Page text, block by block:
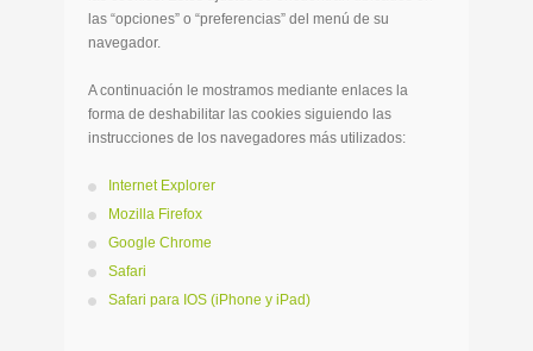
las “opciones” o “preferencias” del menú de su
navegador.
A continuación le mostramos mediante enlaces la
forma de deshabilitar las cookies siguiendo las
instrucciones de los navegadores más utilizados:
Internet Explorer
Mozilla Firefox
Google Chrome
Safari
Safari para IOS (iPhone y iPad)